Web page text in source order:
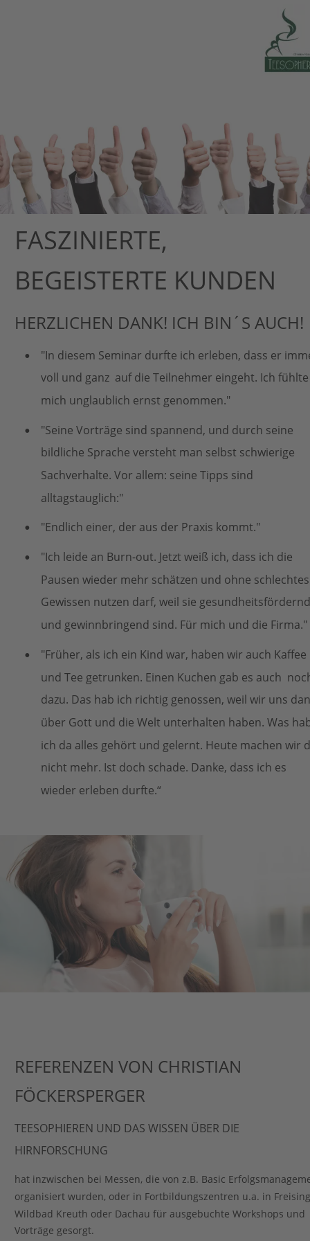
FASZINIERTE,
BEGEISTERTE KUNDEN
HERZLICHEN DANK! ICH BIN´S AUCH!
•
"In diesem Seminar durfte ich erleben, dass er
voll und ganz  auf die Teilnehmer eingeht. Ich
mich unglaublich ernst genommen."
•
"Seine Vorträge sind spannend, und durch seine
bildliche Sprache versteht man selbst schwierige
Sachverhalte. Vor allem: seine Tipps sind
alltagstauglich:"
• "Endlich einer, der aus der Praxis kommt."
•
"Ich leide an Burn-out. Jetzt weiß ich, dass ich die
Pausen wieder mehr schätzen und ohne
Gewissen nutzen darf, weil sie
und gewinnbringend sind. Für mich und die Firma."
•
"Früher, als ich ein Kind war, haben wir auch Kaffee
und Tee getrunken. Einen Kuchen gab es auch
dazu. Das hab ich richtig genossen, weil wir uns
über Gott und die Welt unterhalten haben. Was
ich da alles gehört und gelernt. Heute machen wir
nicht mehr. Ist doch schade. Danke, dass ich es
wieder erleben durfte.“
REFERENZEN VON CHRISTIAN
FÖCKERSPERGER
TEESOPHIEREN UND DAS WISSEN ÜBER DIE
HIRNFORSCHUNG
hat inzwischen bei Messen, die von z.B. Basic
organisiert wurden, oder in Fortbildungszentren u.a. in
Wildbad Kreuth oder Dachau für ausgebuchte Workshops und
Vorträge gesorgt.